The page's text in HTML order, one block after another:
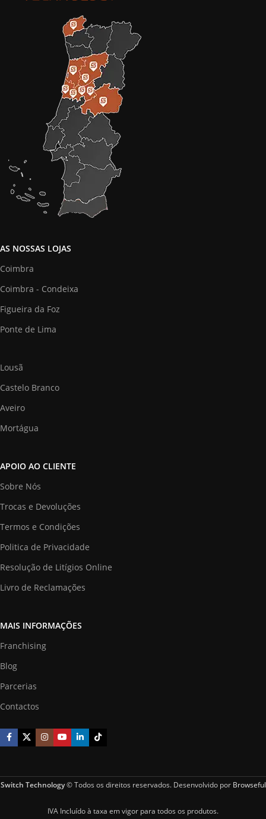
AS NOSSAS LOJAS
Coimbra
Coimbra - Condeixa
Figueira da Foz
Ponte de Lima
Lousã
Castelo Branco
Aveiro
Mortágua
APOIO AO CLIENTE
Sobre Nós
Trocas e Devoluções
Termos e Condições
Politica de Privacidade
Resolução de Litígios Online
Livro de Reclamações
MAIS INFORMAÇÕES
Franchising
Blog
Parcerias
Contactos
Switch Technology© Todos os direitos reservados. Desenvolvido por Browseful
IVA Incluído à taxa em vigor para todos os produtos.